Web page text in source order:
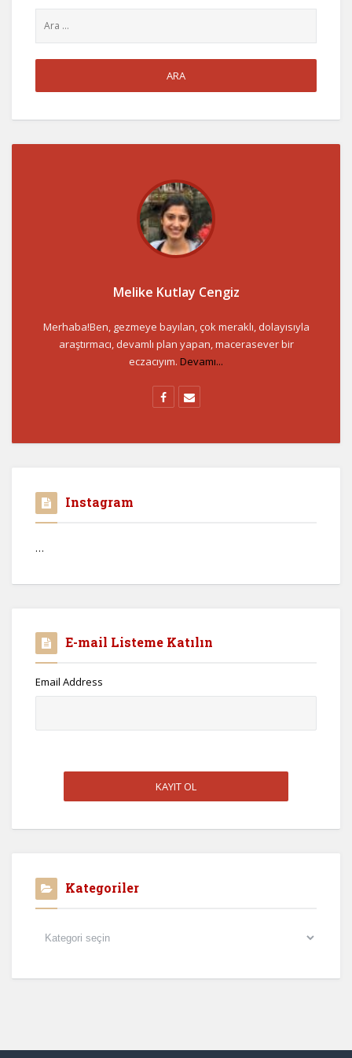
Melike Kutlay Cengiz
Merhaba!Ben, gezmeye bayılan, çok meraklı, dolayısıyla
araştırmacı, devamlı plan yapan, macerasever bir
eczacıyım. Devamı...
Instagram
…
E-mail Listeme Katılın
Email Address
Kategoriler
Kategoriler